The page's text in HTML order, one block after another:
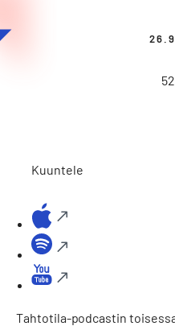
Kuuntele
Tahtotila-podcastin